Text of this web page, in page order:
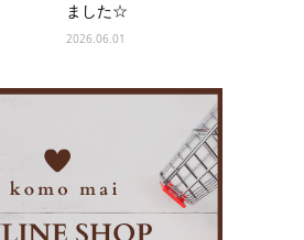
ました☆
2026.06.01